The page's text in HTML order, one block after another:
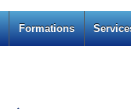
Formations